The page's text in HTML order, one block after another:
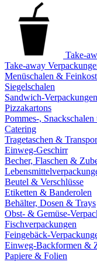
Take-
Take-away
Menüschalen &
Siegelschalen
Sandwich-Verpackungen
Pizzakartons
Pommes-, Snackschalen
Catering
Tragetaschen &
Einweg-Geschirr
Becher, Flaschen &
Beutel & Verschlüsse
Etiketten & Banderolen
Behälter, Dosen & Trays
Obst- & Gemüse-
Fischverpackungen
Feingebäck-
Einweg-Backformen &
Papiere & Folien